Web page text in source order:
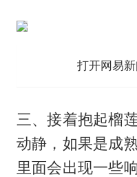
打开网易
三、接着抱起榴
动静，如果是成
里面会出现一些